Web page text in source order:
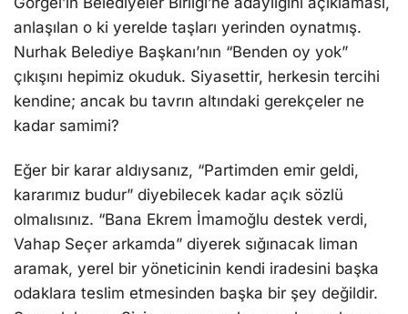
anlaşılan o ki yerelde taşları yerinden oynatmış.
Nurhak Belediye Başkanı’nın “Benden oy yok”
çıkışını hepimiz okuduk. Siyasettir, herkesin tercihi
kendine; ancak bu tavrın altındaki gerekçeler ne
kadar samimi?
Eğer bir karar aldıysanız, “Partimden emir geldi,
kararımız budur” diyebilecek kadar açık sözlü
olmalısınız. “Bana Ekrem İmamoğlu destek verdi,
Vahap Seçer arkamda” diyerek sığınacak liman
aramak, yerel bir yöneticinin kendi iradesini başka
odaklara teslim etmesinden başka bir şey değildir.